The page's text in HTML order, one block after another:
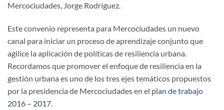
Mercociudades, Jorge Rodríguez.
Este convenio representa para Mercociudades un nuevo
canal para iniciar un proceso de aprendizaje conjunto que
agilice la aplicación de políticas de resiliencia urbana.
Recordamos que promover el enfoque de resiliencia en la
gestión urbana es uno de los tres ejes temáticos propuestos
por la presidencia de Mercociudades en el plan de trabajo
2016 – 2017.